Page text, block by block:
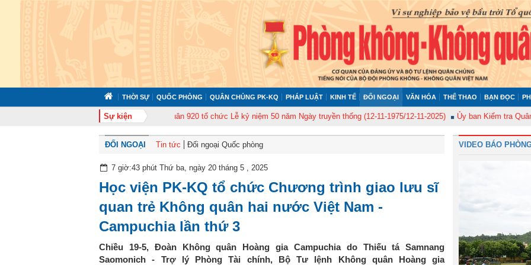
THỜI SỰ QUỐC PHÒNG QUÂN CHỦNG PK-KQ PHÁP LUẬT KINH TẾ ĐỐI NGOẠI VĂN HÓA THỂ THAO BẠN ĐỌC
Sự kiện
Trung đoàn Không quân 920 tổ chức Lễ kỷ niệm 50 năm Ngày truyền thống (12-11-1975/12-11-2025) Ủy ban Kiểm tra Quân ủy
ĐỐI NGOẠI Tin tức Đối ngoại Quốc phòng
7 giờ:43 phút Thứ ba, ngày 20 tháng 5 , 2025
Học viện PK-KQ tổ chức Chương trình giao lưu sĩ
quan trẻ Không quân hai nước Việt Nam -
Campuchia lần thứ 3
Chiều 19-5, Đoàn Không quân Hoàng gia Campuchia do Thiếu tá Samnang
Saomonich - Trợ lý Phòng Tài chính, Bộ Tư lệnh Không quân Hoàng gia
VIDEO BÁO